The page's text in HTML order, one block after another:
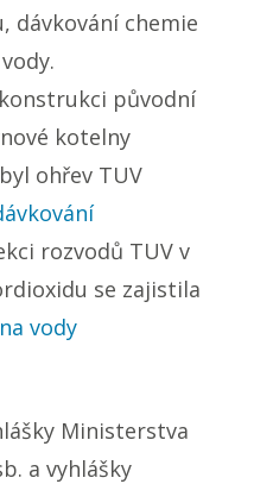
dávkování chemie
původní
kotelny
ohřev TUV
rozvodů TUV v
se zajistila
vody
Ministerstva
a vyhlášky